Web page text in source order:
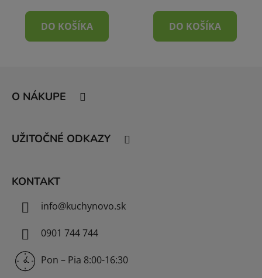
DO KOŠÍKA DO KOŠÍKA
O NÁKUPE
UŽITOČNÉ ODKAZY
KONTAKT
info@kuchynovo.sk
0901 744 744
Pon – Pia 8:00-16:30